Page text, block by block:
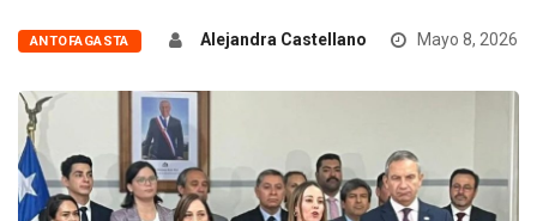
ANTOFAGASTA Alejandra Castellano Mayo 8, 2026